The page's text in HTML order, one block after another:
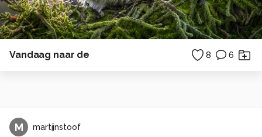
Vandaag naar de 8 6
M martijnstoof